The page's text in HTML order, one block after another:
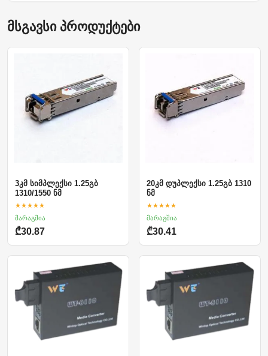
მსგავსი პროდუქტები
3კმ სიმპლექსი 1.25გბ
1310/1550 ნმ
★★★★★
მარაგშია
₾30.87
20კმ დუპლექსი 1.25გბ 1310
ნმ
★★★★★
მარაგშია
₾30.41